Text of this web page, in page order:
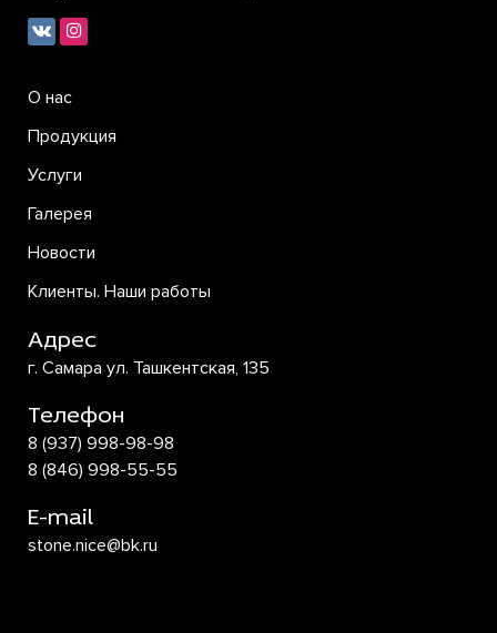
О нас
Продукция
Услуги
Галерея
Новости
Клиенты. Наши работы
Адрес
г. Самара ул. Ташкентская, 135
Телефон
8 (937) 998-98-98
8 (846) 998-55-55
E-mail
stone.nice@bk.ru